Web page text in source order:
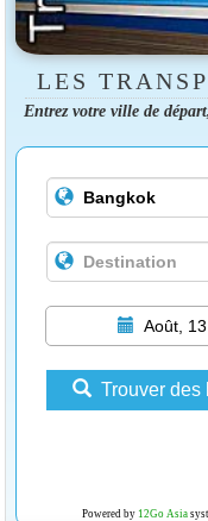
LES
Entrez votre ville de
Août, 13
Trouver des
Powered by 12Go Asia